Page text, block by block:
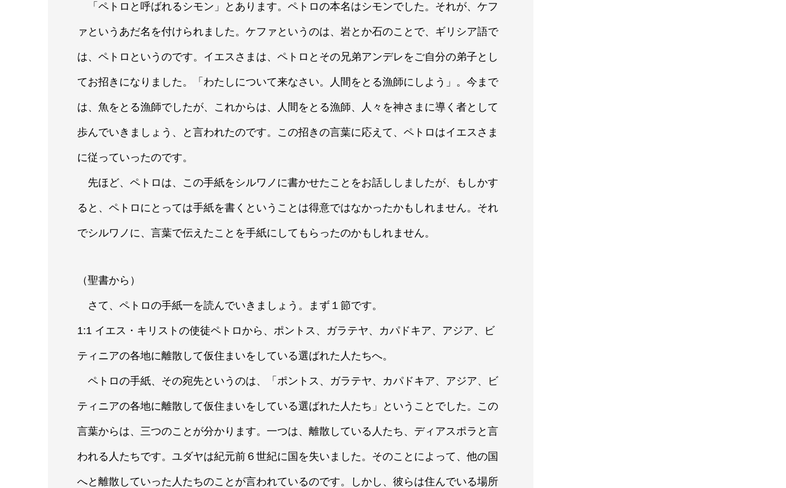
「ペトロと呼ばれるシモン」とあります。ペトロの本名はシモンでした。それが、ケフ
ァというあだ名を付けられました。ケファというのは、岩とか石のことで、ギリシア語で
は、ペトロというのです。イエスさまは、ペトロとその兄弟アンデレをご自分の弟子とし
てお招きになりました。「わたしについて来なさい。人間をとる漁師にしよう」。今まで
は、魚をとる漁師でしたが、これからは、人間をとる漁師、人々を神さまに導く者として
歩んでいきましょう、と言われたのです。この招きの言葉に応えて、ペトロはイエスさま
に従っていったのです。
先ほど、ペトロは、この手紙をシルワノに書かせたことをお話ししましたが、もしかす
ると、ペトロにとっては手紙を書くということは得意ではなかったかもしれません。それ
でシルワノに、言葉で伝えたことを手紙にしてもらったのかもしれません。
（聖書から）
さて、ペトロの手紙一を読んでいきましょう。まず１節です。
1:1 イエス・キリストの使徒ペトロから、ポントス、ガラテヤ、カパドキア、アジア、ビ
ティニアの各地に離散して仮住まいをしている選ばれた人たちへ。
ペトロの手紙、その宛先というのは、「ポントス、ガラテヤ、カパドキア、アジア、ビ
ティニアの各地に離散して仮住まいをしている選ばれた人たち」ということでした。この
言葉からは、三つのことが分かります。一つは、離散している人たち、ディアスポラと言
われる人たちです。ユダヤは紀元前６世紀に国を失いました。そのことによって、他の国
へと離散していった人たちのことが言われているのです。しかし、彼らは住んでいる場所